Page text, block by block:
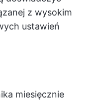
z wysokim
ustawień
miesięcznie